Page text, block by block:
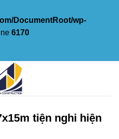
DocumentRoot/wp-
6170
tiện nghi hiện